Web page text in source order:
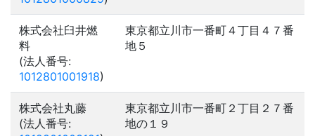
株式会社臼井燃
料
(法人番号:
1012801001918)
東京都立川市一番町４丁目４７番
地５
株式会社丸藤
(法人番号:
東京都立川市一番町２丁目２７番
地の１９